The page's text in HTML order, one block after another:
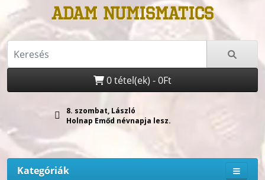
ADAM NUMISMATICS
0 tétel(ek) - 0Ft
Kategóriák